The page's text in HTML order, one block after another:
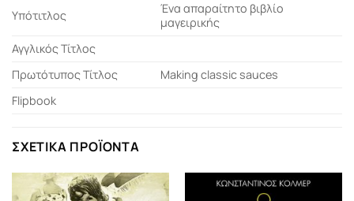
Υπότιτλος
Ένα απαραίτητο βιβλίο
μαγειρικής
Αγγλικός Τίτλος
Πρωτότυπος Τίτλος
Making classic sauces
Flipbook
ΣΧΕΤΙΚΆ ΠΡΟΪΌΝΤΑ